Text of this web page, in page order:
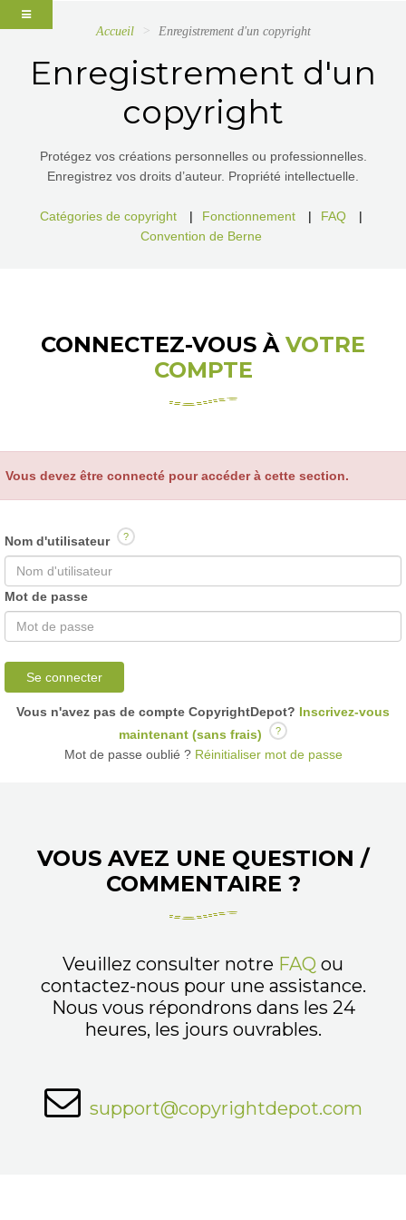
Accueil Enregistrement d'un copyright
Enregistrement d'un
copyright
Protégez vos créations personnelles ou professionnelles.
Enregistrez vos droits d’auteur. Propriété intellectuelle.
Catégories de copyright | Fonctionnement | FAQ
|
Convention de Berne
CONNECTEZ-VOUS À VOTRE
COMPTE
Vous devez être connecté pour accéder à cette section.
Nom d'utilisateur ?
Mot de passe
Se connecter
Vous n'avez pas de compte CopyrightDepot? Inscrivez-vous
maintenant (sans frais)
?
Mot de passe oublié ?Réinitialiser mot de passe
VOUS AVEZ UNE QUESTION /
COMMENTAIRE ?
Veuillez consulter notre FAQ ou
contactez-nous pour une assistance.
Nous vous répondrons dans les 24
heures, les jours ouvrables.
support@copyrightdepot.com